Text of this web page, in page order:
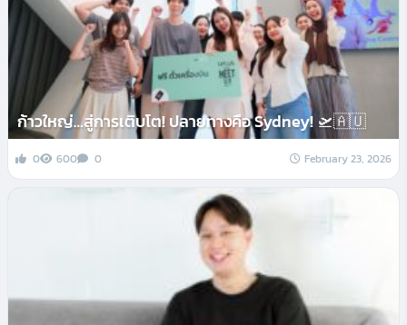
ก้าวใหญ่…สู่การเติบโต! ปลายทางคือ Sydney! 🛫🇦🇺
0 600 0 February 23, 2026